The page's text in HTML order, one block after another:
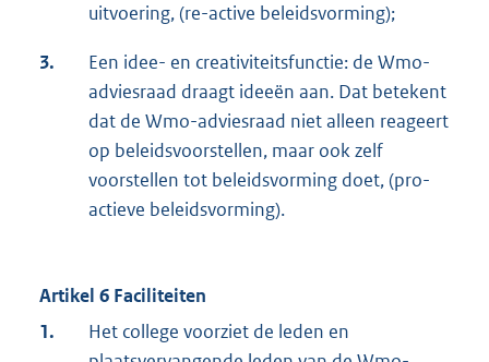
uitvoering, (re-active beleidsvorming);
3.
Een idee- en creativiteitsfunctie: de Wmo-
adviesraad draagt ideeën aan. Dat betekent
dat de Wmo-adviesraad niet alleen reageert
op beleidsvoorstellen, maar ook zelf
voorstellen tot beleidsvorming doet, (pro-
actieve beleidsvorming).
Artikel 6 Faciliteiten
1.
Het college voorziet de leden en